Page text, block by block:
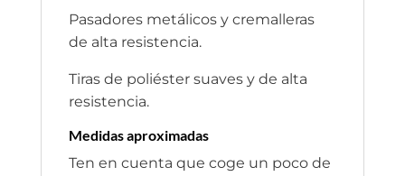
Pasadores metálicos y cremalleras
de alta resistencia.
Tiras de poliéster suaves y de alta
resistencia.
Medidas aproximadas
Ten en cuenta que coge un poco de